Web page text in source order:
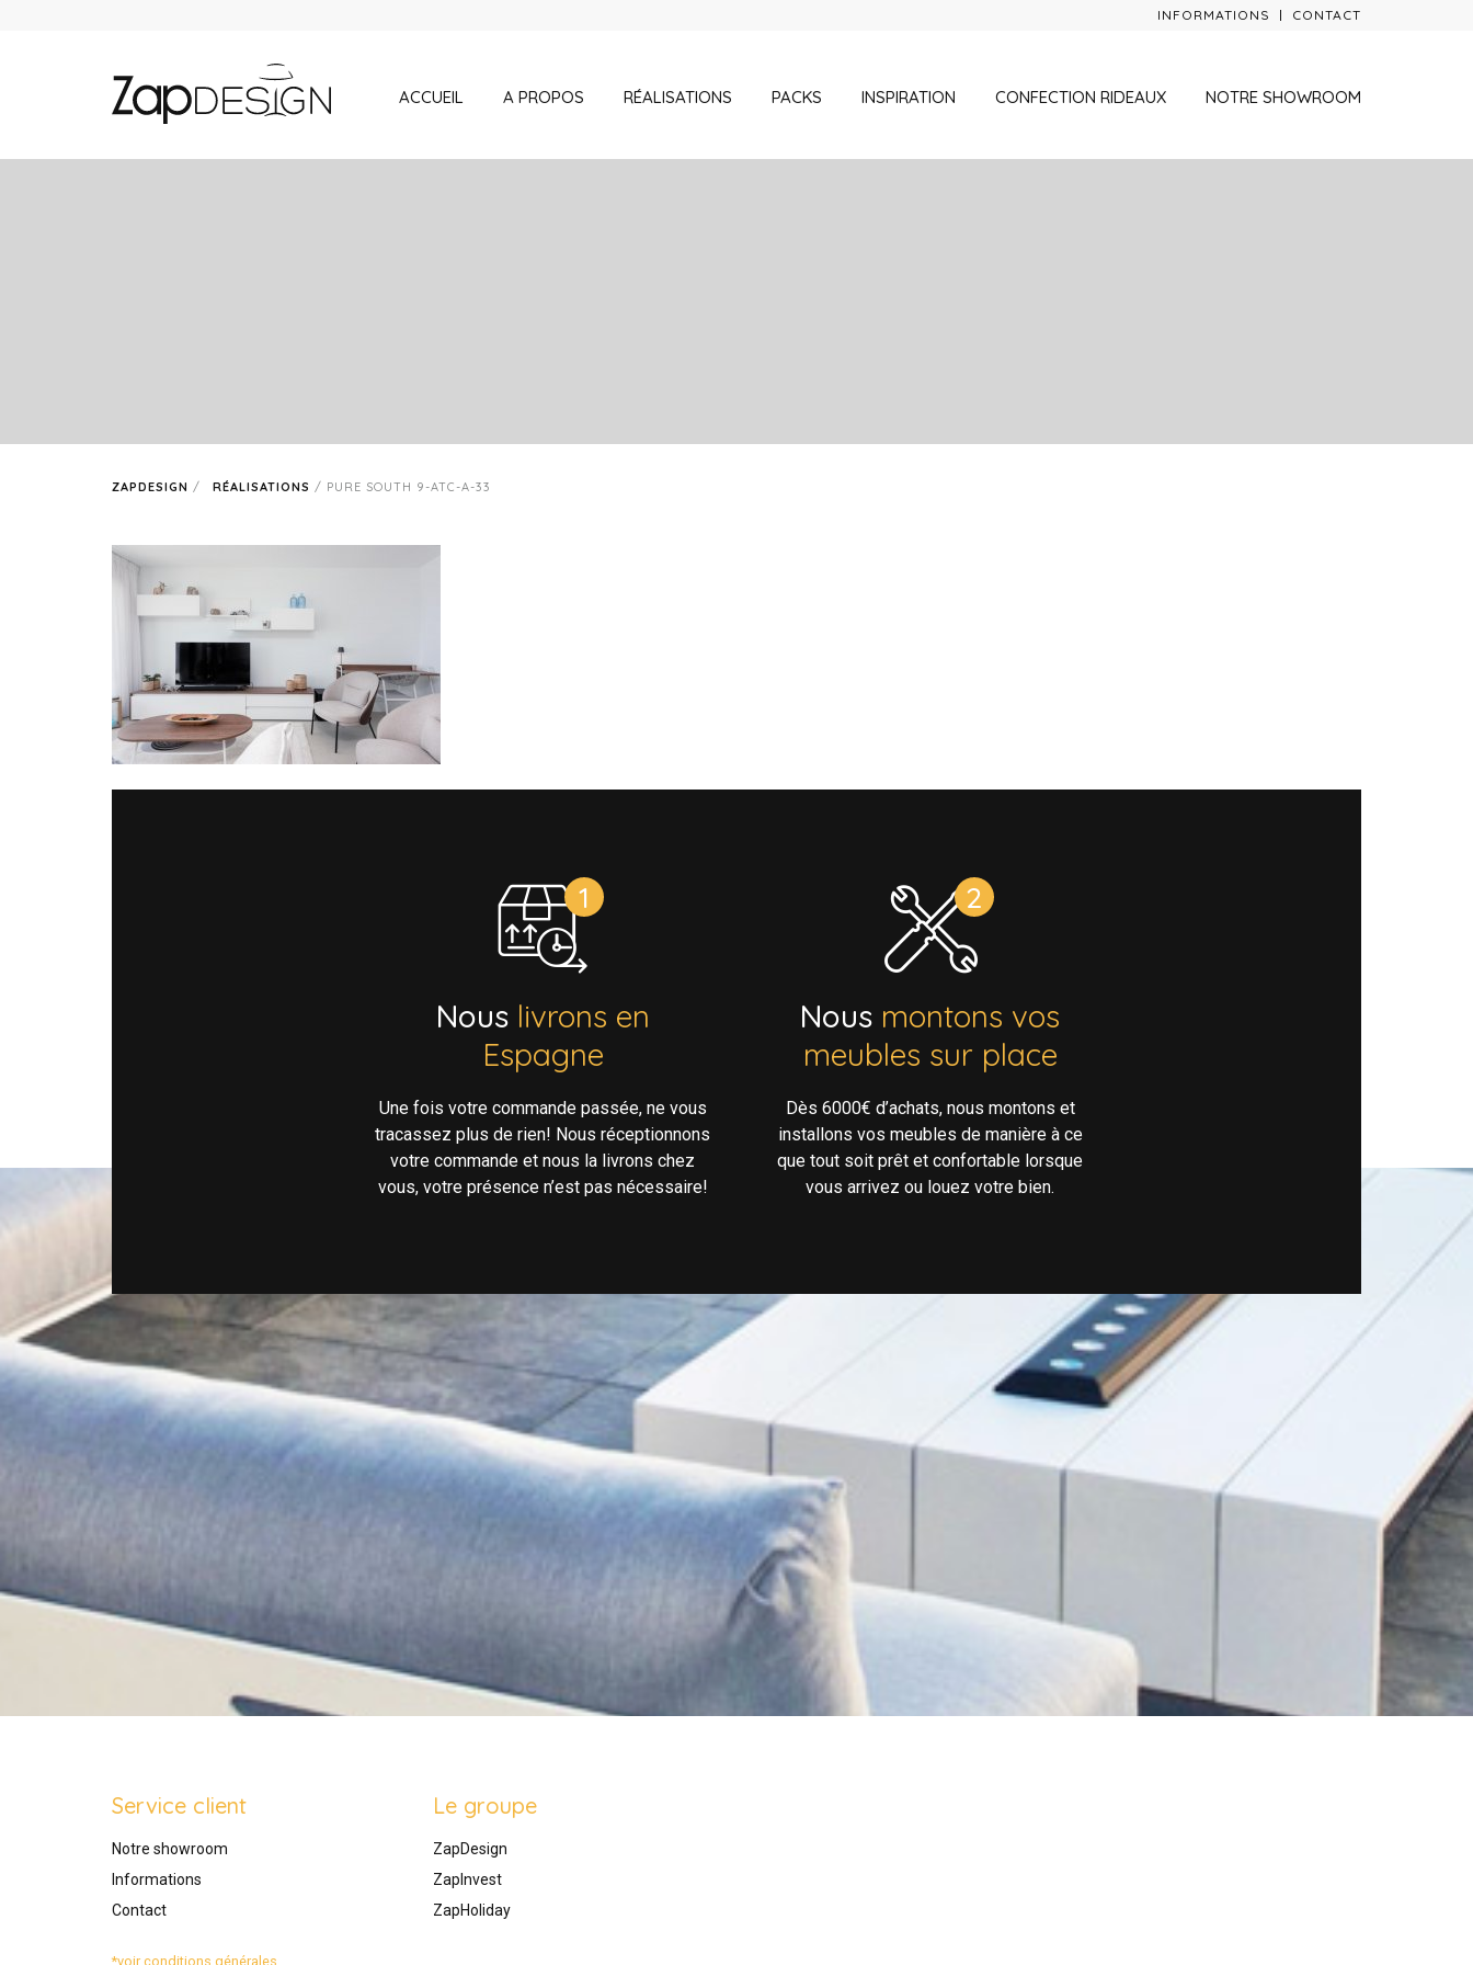
INFORMATIONS CONTACT
ACCUEIL A PROPOS RÉALISATIONS PACKS INSPIRATION CONFECTION RIDEAUX NOTRE SHOWROOM
ZAPDESIGN / RÉALISATIONS / PURE SOUTH 9-ATC-A-33
Nous livrons en
Espagne
Une fois votre commande passée, ne vous
tracassez plus de rien! Nous réceptionnons
votre commande et nous la livrons chez
vous, votre présence n’est pas nécessaire!
Nous montons vos
meubles sur place
Dès 6000€ d’achats, nous montons et
installons vos meubles de manière à ce
que tout soit prêt et confortable lorsque
vous arrivez ou louez votre bien.
Service client
Notre showroom
Informations
Contact
Le groupe
ZapDesign
ZapInvest
ZapHoliday
*voir conditions générales